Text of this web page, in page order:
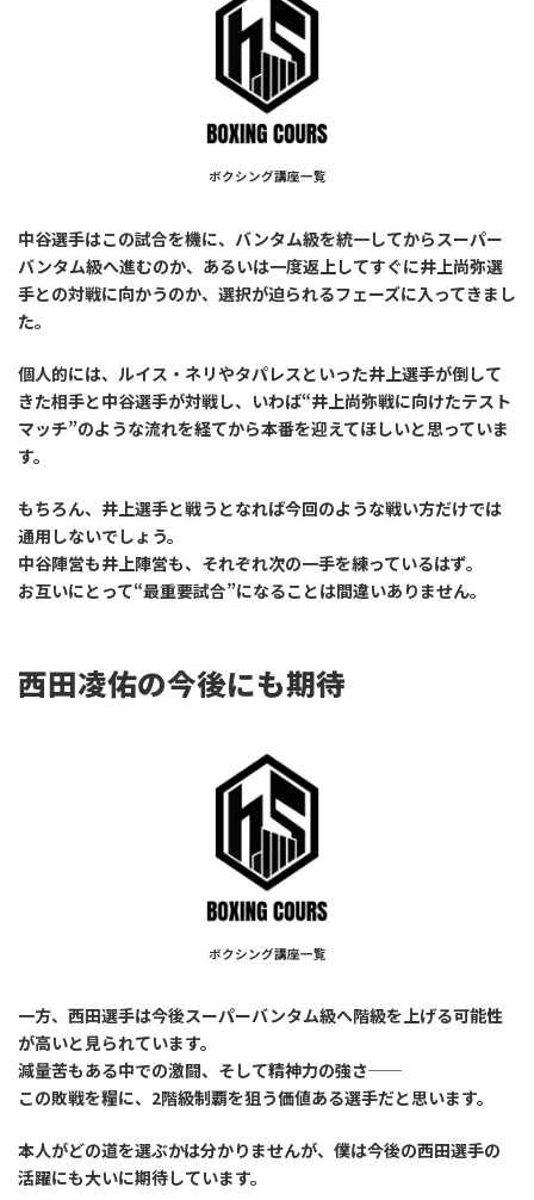
ボクシング講座一覧
中谷選手はこの試合を機に、バンタム級を統一してからスーパー
バンタム級へ進むのか、あるいは一度返上してすぐに井上尚弥選
手との対戦に向かうのか、選択が迫られるフェーズに入ってきまし
た。
個人的には、ルイス・ネリやタパレスといった井上選手が倒して
きた相手と中谷選手が対戦し、いわば“井上尚弥戦に向けたテスト
マッチ”のような流れを経てから本番を迎えてほしいと思っていま
す。
もちろん、井上選手と戦うとなれば今回のような戦い方だけでは
通用しないでしょう。
中谷陣営も井上陣営も、それぞれ次の一手を練っているはず。
お互いにとって“最重要試合”になることは間違いありません。
西田凌佑の今後にも期待
ボクシング講座一覧
一方、西田選手は今後スーパーバンタム級へ階級を上げる可能性
が高いと見られています。
減量苦もある中での激闘、そして精神力の強さ──
この敗戦を糧に、2階級制覇を狙う価値ある選手だと思います。
本人がどの道を選ぶかは分かりませんが、僕は今後の西田選手の
活躍にも大いに期待しています。